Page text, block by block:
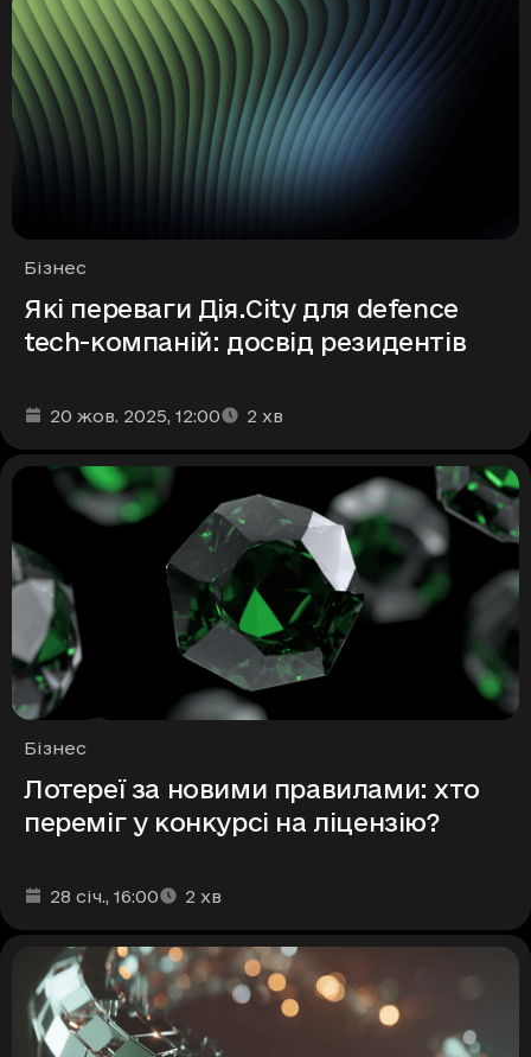
Рубрики
Бізнес
Які переваги Дія.City для defence
tech-компаній: досвід резидентів
Дата та час публікації:
20 жов. 2025, 12:00
Час читання: 2 хв
Рубрики
Бізнес
Лотереї за новими правилами: хто
переміг у конкурсі на ліцензію?
Дата та час публікації
28 січ., 16:00
Час читання: 2 хв